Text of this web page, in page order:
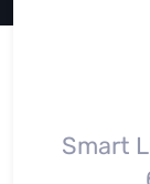
Smart